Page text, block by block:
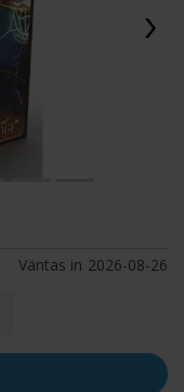
Väntas in 2026-08-26